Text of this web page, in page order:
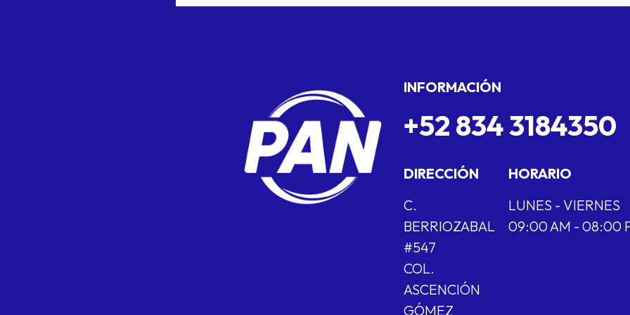
INFORMACIÓN
+52 834 3184350
DIRECCIÓN
C.
BERRIOZABAL
#547
COL.
ASCENCIÓN
GÓMEZ
HORARIO
LUNES - VIERNES
09:00 AM - 08:00